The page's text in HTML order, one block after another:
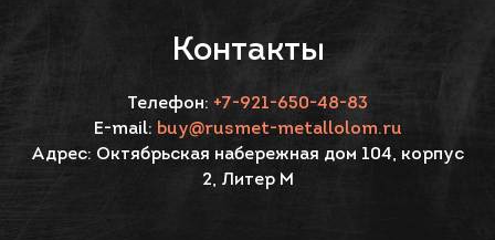
Контакты
Телефон: +7-921-650-48-83
E-mail: buy@rusmet-metallolom.ru
Адрес: Октябрьская набережная дом 104, корпус
2, Литер М